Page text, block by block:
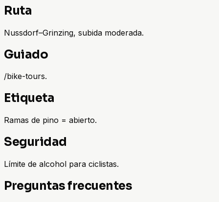
Ruta
Nussdorf–Grinzing, subida moderada.
Guiado
/bike-tours.
Etiqueta
Ramas de pino = abierto.
Seguridad
Límite de alcohol para ciclistas.
Preguntas frecuentes